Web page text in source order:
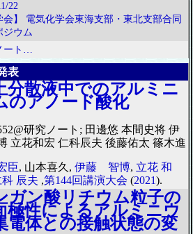
22
会】 電気化学会東海支部・東北支部合同
ジウム
ート…
表
分散液中でのアルミニ
のアノード酸化
研究ノート; 田邊悠 本間史将 伊
立花和宏 仁科辰夫 後藤佑太 篠木進
臣, 山本喜久, 伊藤 智博, 立花 和
辰夫 ,第144回講演大会 (2021).
ガン酸リチウム粒子の
極性によるアルミニウ
電体との接触状態の変